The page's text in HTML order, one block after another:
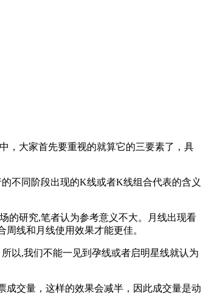
，大家首先要重视的就算它的三要素了，具
不同阶段出现的K线或者K线组合代表的含义
研究,笔者认为参考意义不大。月线出现看
线和月线使用效果才能更佳。
以,我们不能一见到孕线或者启明星线就认为
交量，这样的效果会减半，因此成交量是动